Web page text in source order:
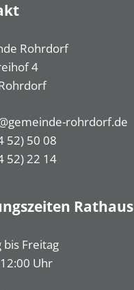
Rohrdorf
4
rohrdorf.de
52) 50 08
52) 22 14
Rathaus
bis Freitag
Uhr